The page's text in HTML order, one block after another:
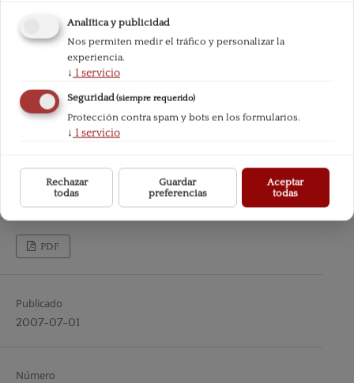
PDF
Publicado
2007-07-01
Número
Analítica y publicidad
Nos permiten medir el tráfico y personalizar la
experiencia.
↓ 1servicio
Seguridad(siempre requerido)
Protección contra spam y bots en los formularios.
↓ 1servicio
Rechazar
todas
Guardar
preferencias
Aceptar
todas